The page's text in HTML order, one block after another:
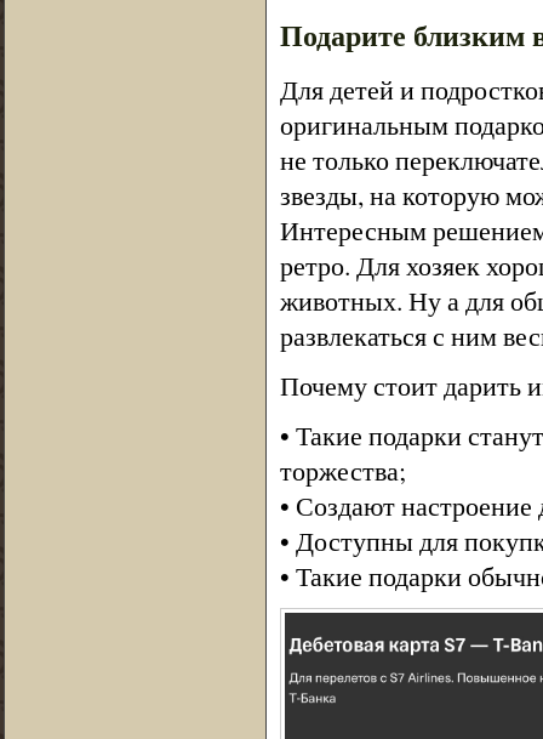
Подарите близким
Для детей и
оригинальным
не только
звезды, на которую
Интересным
ретро. Для хозяек
животных. Ну а для
развлекаться с ним
Почему стоит дарить
• Такие подарки
торжества;
• Создают
• Доступны для
• Такие подарки